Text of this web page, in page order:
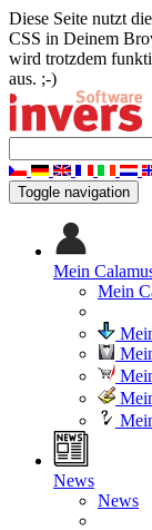
Diese Seite nutzt
CSS in Deinem
wird trotzdem
aus. ;-)
Toggle navigation
Mein
Mein
News
News